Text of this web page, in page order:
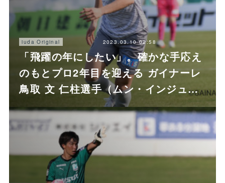
iuda Original 2023.03.10 02:58
「飛躍の年にしたい」。確かな手応え
のもとプロ2年目を迎える ガイナーレ
鳥取 文 仁柱選手（ムン・インジュ…